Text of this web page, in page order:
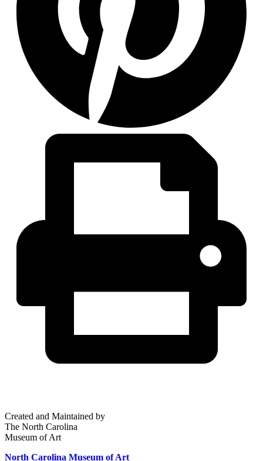
Created and Maintained by
The North Carolina
Museum of Art
North Carolina Museum of Art